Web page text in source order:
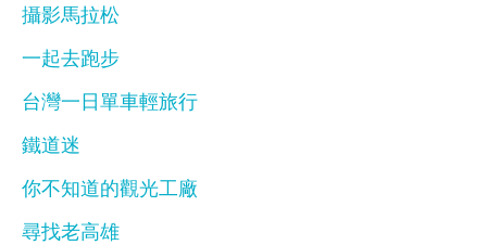
攝影馬拉松
一起去跑步
台灣一日單車輕旅行
鐵道迷
你不知道的觀光工廠
尋找老高雄